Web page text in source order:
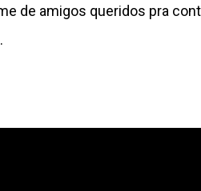
de amigos queridos pra
.